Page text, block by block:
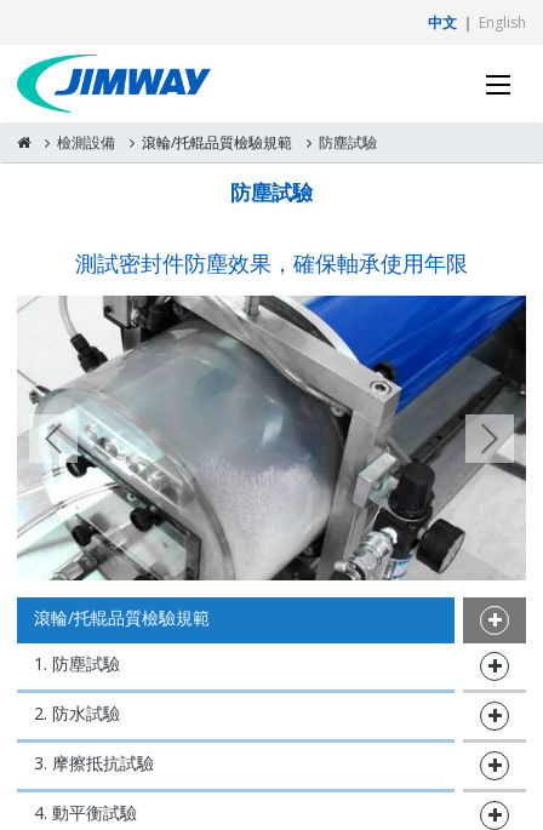
中文 ｜ English
檢測設備 滾輪/托輥品質檢驗規範 防塵試驗
防塵試驗
測試密封件防塵效果，確保軸承使用年限
滾輪/托輥品質檢驗規範
1. 防塵試驗
2. 防水試驗
3. 摩擦抵抗試驗
4. 動平衡試驗